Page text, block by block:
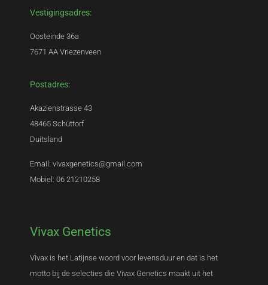
Vestigingsadres:
Oosteinde 36a
7671 AA Vriezenveen
Postadres:
Akazienstrasse 43
48465 Schüttorf
Duitsland
Email: vivaxgenetics@gmail.com
Mobiel: 06 21210258
Vivax Genetics
Vivax is het Latijnse woord voor levensduur en dat is het
motto bij de selecties die Vivax Genetics maakt uit het